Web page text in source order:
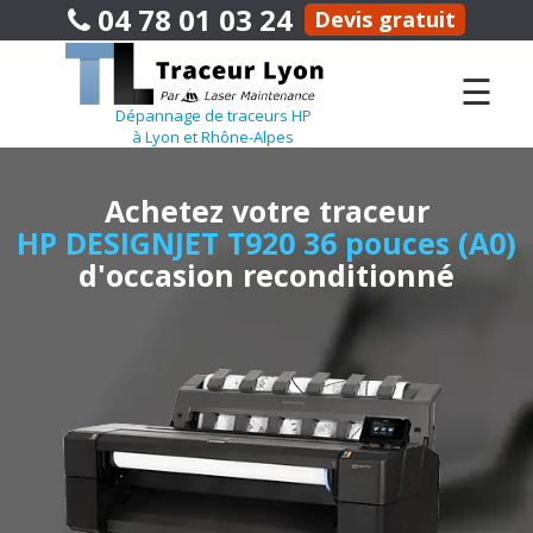
04 78 01 03 24 Devis gratuit
Dépannage de traceurs HP
à Lyon et Rhône-Alpes
☰
Achetez votre traceur
HP DESIGNJET T920 36 pouces (A0)
d'occasion reconditionné